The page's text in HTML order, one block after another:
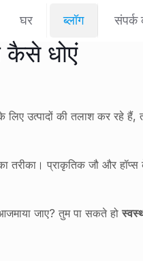
घर ब्लॉग संपर्क
कैसे धोएं
उत्पादों की तलाश कर रहे
तरीका। प्राकृतिक जौ और हॉप्स
जाए? तुम पा सकते हो